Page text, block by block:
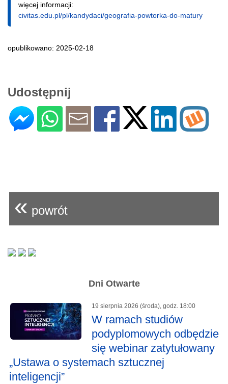
więcej informacji:
civitas.edu.pl/pl/kandydaci/geografia-powtorka-do-matury
opublikowano: 2025-02-18
Udostępnij
« powrót
Dni Otwarte
19 sierpnia 2026 (środa), godz. 18:00
W ramach studiów
podyplomowych odbędzie
się webinar zatytułowany
„Ustawa o systemach sztucznej
inteligencji”